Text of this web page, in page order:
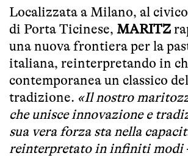
Localizzata a Milano, al
di Porta Ticinese, MARITZ
una nuova frontiera per la
italiana, reinterpretando in
contemporanea un classico
tradizione. «Il nostro
che unisce innovazione e
sua vera forza sta nella
reinterpretato in infiniti modi